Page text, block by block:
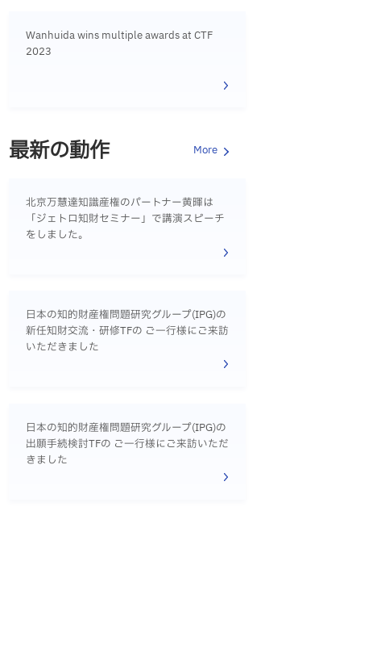
Wanhuida wins multiple awards at CTF
2023
最新の動作 More
北京万慧達知識産権のパートナー黄暉は
「ジェトロ知財セミナー」で講演スピーチ
をしました。
日本の知的財産権問題研究グループ(IPG)の
新任知財交流・研修TFの ご一行様にご来訪
いただきました
日本の知的財産権問題研究グループ(IPG)の
出願手続検討TFの ご一行様にご来訪いただ
きました